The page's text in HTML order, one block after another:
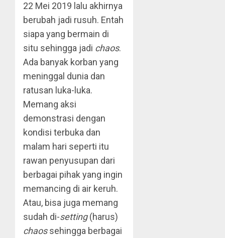
22 Mei 2019 lalu akhirnya
berubah jadi rusuh. Entah
siapa yang bermain di
situ sehingga jadi chaos.
Ada banyak korban yang
meninggal dunia dan
ratusan luka-luka.
Memang aksi
demonstrasi dengan
kondisi terbuka dan
malam hari seperti itu
rawan penyusupan dari
berbagai pihak yang ingin
memancing di air keruh.
Atau, bisa juga memang
sudah di-setting(harus)
chaossehingga berbagai